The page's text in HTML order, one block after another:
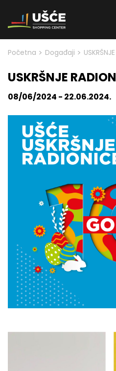
Skip to content
Početna > Događaji >
USKRŠNJE
08/06/2024 - 22.06.2024.